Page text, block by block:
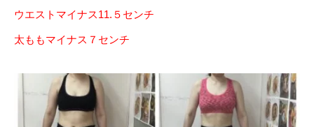
ウエストマイナス11.５センチ
太ももマイナス７センチ